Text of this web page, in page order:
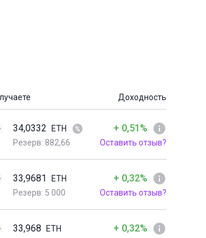
Доходность
34,0332
ETH
Резерв: 882,66
+ 0,51%
Оставить отзыв?
33,9681
ETH
Резерв: 5 000
+ 0,32%
Оставить отзыв?
33,968
ETH
+ 0,32%